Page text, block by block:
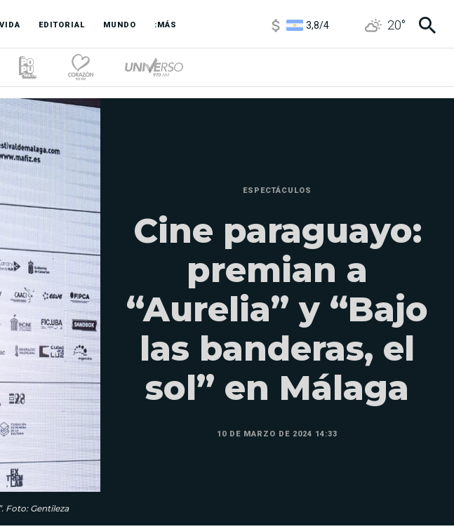
EDITORIAL MUNDO :MÁS
6850/ 20°
Foto: Gentileza
ESPECTÁCULOS
Cine paraguayo:
premian a
“Aurelia” y “Bajo
las banderas, el
sol” en Málaga
10 DE MARZO DE 2024 14:33